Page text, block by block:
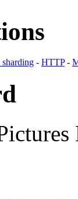
sharding - HTTP-